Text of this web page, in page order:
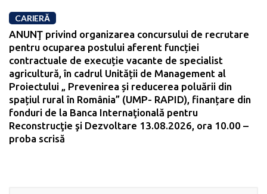
CARIERĂ
ANUNŢ privind organizarea concursului de recrutare
pentru ocuparea postului aferent funcției
contractuale de execuție vacante de specialist
agricultură, în cadrul Unității de Management al
Proiectului „ Prevenirea și reducerea poluării din
spațiul rural în România” (UMP- RAPID), finanțare din
fonduri de la Banca Internaţională pentru
Reconstrucţie şi Dezvoltare 13.08.2026, ora 10.00 –
proba scrisă